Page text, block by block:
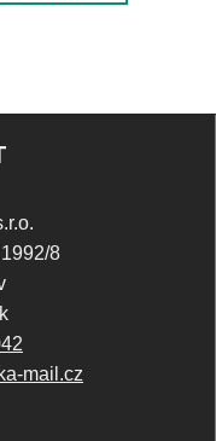
8
mail.cz